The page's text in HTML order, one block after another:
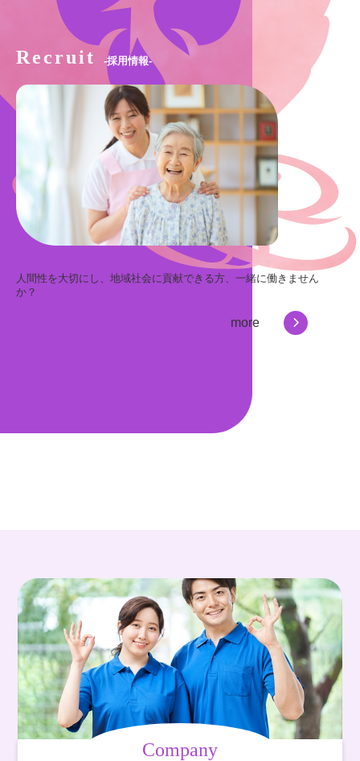
Recruit -採用情報-
人間性を大切にし、地域社会に貢献できる方、一緒に働きません
か？
more
Company